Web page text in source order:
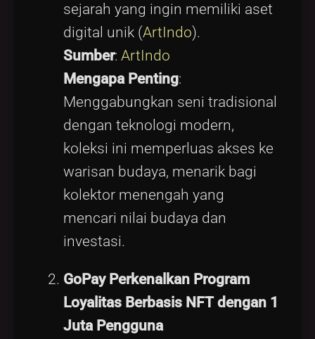
sejarah yang ingin memiliki aset
digital unik (ArtIndo).
Sumber: ArtIndo
Mengapa Penting:
Menggabungkan seni tradisional
dengan teknologi modern,
koleksi ini memperluas akses ke
warisan budaya, menarik bagi
kolektor menengah yang
mencari nilai budaya dan
investasi.
GoPay Perkenalkan Program
Loyalitas Berbasis NFT dengan 1
Juta Pengguna